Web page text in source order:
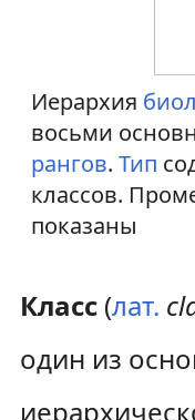
Иерархия
восьми
рангов. Тип
классов.
показаны
Класс(лат.
один из